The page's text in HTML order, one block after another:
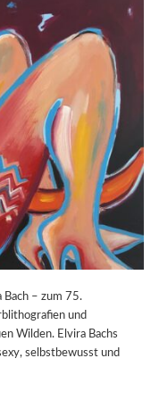
U
Bach – zum 75.
und
Wilden. Elvira Bachs
selbstbewusst und